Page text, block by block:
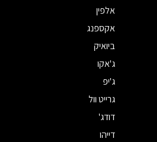
אלפין
אקספנג
ביואיק
ג'אקו
ג'יפ
גרייט וול
דודג'
דייהו